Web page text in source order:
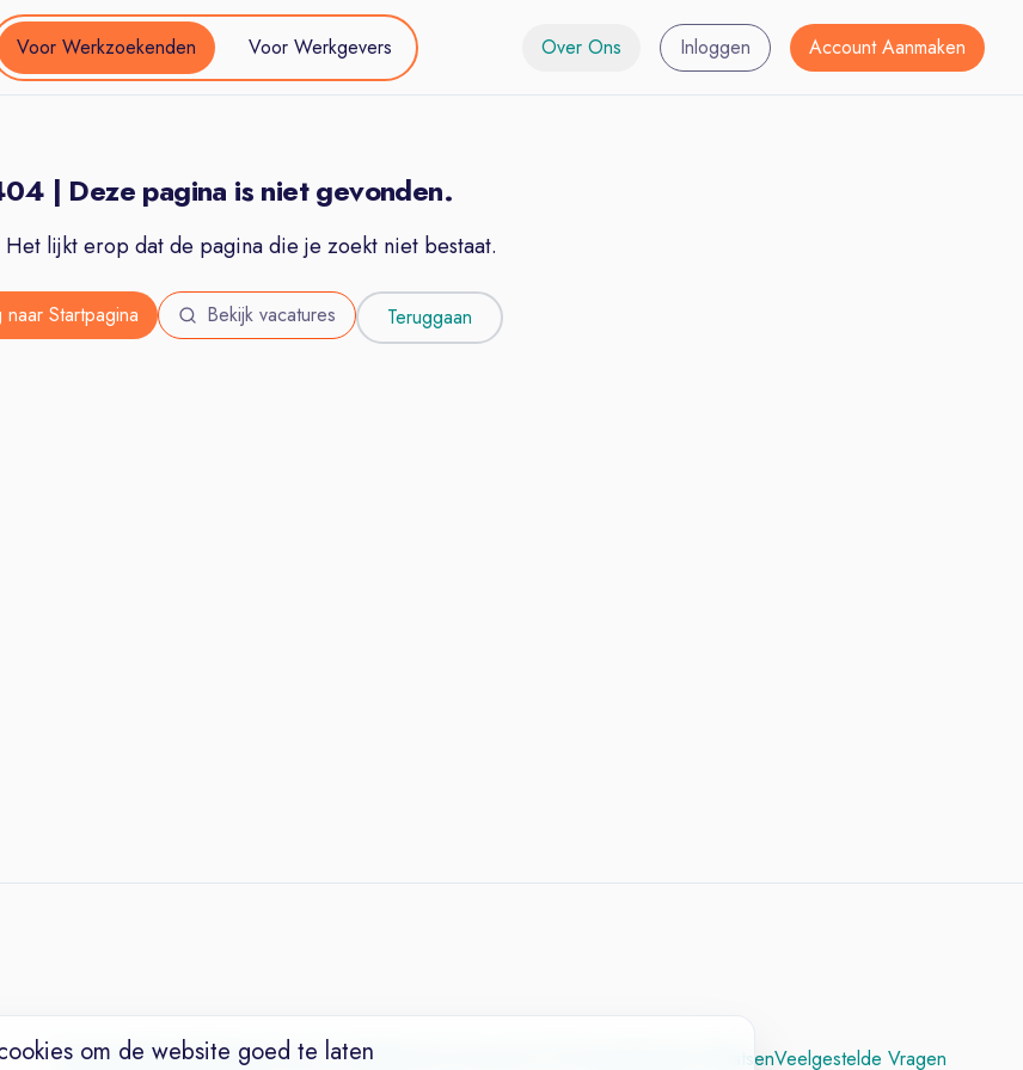
Voor Werkzoekenden Voor Werkgevers Over Ons Inloggen Account Aanmaken
| Deze pagina is niet gevonden.
lijkt erop dat de pagina die je zoekt niet bestaat.
naar Startpagina Bekijk vacatures Teruggaan
VacaturesNichesWerkgeversOver OnsMaak een Succesvol CV Vacature PlaatsenVeelgestelde Vragen
om de website goed te laten